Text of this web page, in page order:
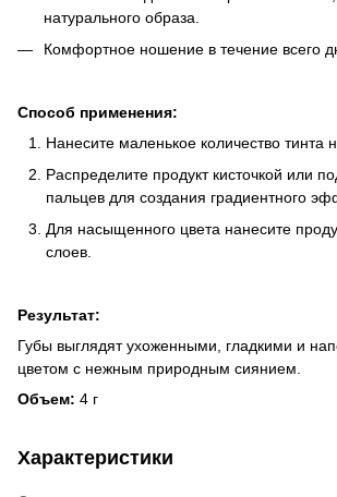
натурального образа.
Комфортное ношение в течение всего
Способ применения:
Нанесите маленькое количество тинта
Распределите продукт кисточкой или
пальцев для создания градиентного
Для насыщенного цвета нанесите
слоев.
Результат:
Губы выглядят ухоженными, гладкими и
цветом с нежным природным сиянием.
Объем: 4 г
Характеристики